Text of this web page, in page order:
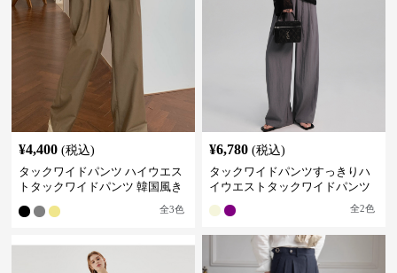
¥4,400 (税込)
タックワイドパンツ ハイウエス
トタックワイドパンツ 韓国風き
全3色
¥6,780 (税込)
タックワイドパンツすっきりハ
イウエストタックワイドパンツ
全2色